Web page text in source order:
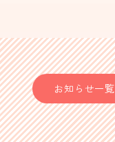
お知らせ一覧